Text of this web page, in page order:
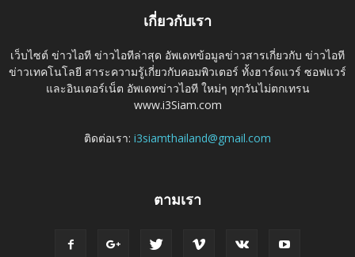
เกี่ยวกับเรา
เว็บไซต์ ข่าวไอที ข่าวไอทีล่าสุด อัพเดทข้อมูลข่าวสารเกี่ยวกับ ข่าวไอที
ข่าวเทคโนโลยี สาระความรู้เกี่ยวกับคอมพิวเตอร์ ทั้งฮาร์ดแวร์ ซอฟแวร์
และอินเตอร์เน็ต อัพเดทข่าวไอที ใหม่ๆ ทุกวันไม่ตกเทรน
www.i3Siam.com
ติดต่อเรา: i3siamthailand@gmail.com
ตามเรา